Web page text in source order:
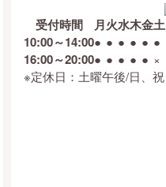
受付時間 月火水木金土
10:00～14:00● ● ● ● ● ●
16:00～20:00● ● ● ● ● ×
※定休日：土曜午後/日、祝